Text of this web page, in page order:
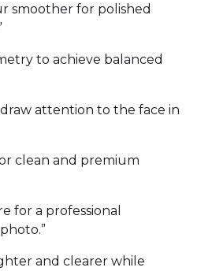
smoother for polished
to achieve balanced
attention to the face in
clean and premium
for a professional
and clearer while